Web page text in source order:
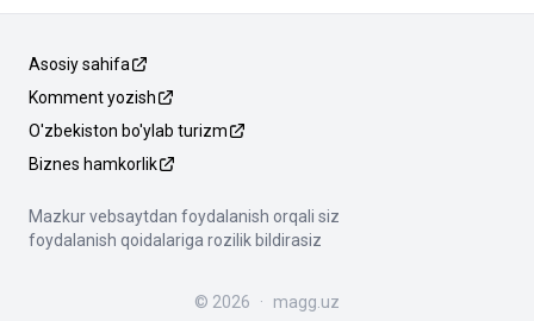
Asosiy sahifa
Komment yozish
O'zbekiston bo'ylab turizm
Biznes hamkorlik
Mazkur vebsaytdan foydalanish orqali siz
foydalanish qoidalariga rozilik bildirasiz
© 2026 · magg.uz